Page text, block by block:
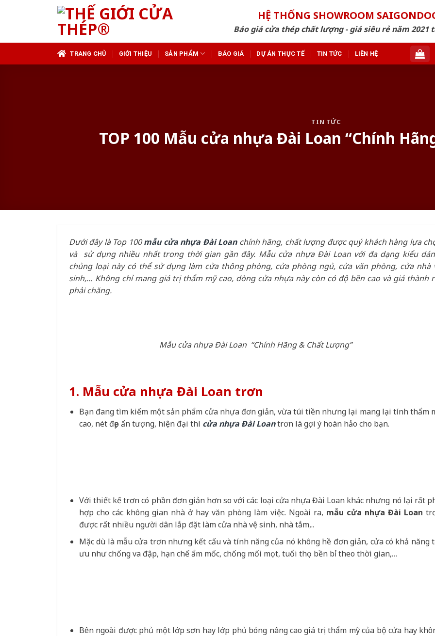
HỆ THỐNG SHOWROOM
Báo giá cửa thép chất lượng - giá siêu rẻ năm 2021
TRANG CHỦ GIỚI THIỆU SẢN PHẨM BÁO GIÁ DỰ ÁN THỰC TẾ TIN TỨC LIÊN HỆ
TIN TỨC
TOP 100 Mẫu cửa nhựa Đài Loan “Chính
Dưới đây là Top 100mẫu cửa nhựa Đài Loanchính hãng, chất lượng được quý khách hàng lựa
và sử dụng nhiều nhất trong thời gian gần đây. Mẫu cửa nhựa Đài Loan với đa dạng kiểu
chủng loại này có thể sử dụng làm cửa thông phòng, cửa phòng ngủ, cửa văn phòng, cửa nhà
sinh,… Không chỉ mang giá trị thẩm mỹ cao, dòng cửa nhựa này còn có độ bền cao và giá thành
phải chăng.
Mẫu cửa nhựa Đài Loan “Chính Hãng & Chất Lượng”
1. Mẫu cửa nhựa Đài Loan trơn
Bạn đang tìm kiếm một sản phẩm cửa nhựa đơn giản, vừa túi tiền nhưng lại mang lại tính thẩm
cao, nét đẹp ấn tượng, hiện đại thì cửa nhựa Đài Loantrơn là gợi ý hoàn hảo cho bạn.
Với thiết kế trơn có phần đơn giản hơn so với các loại cửa nhựa Đài Loan khác nhưng nó lại rất
hợp cho các không gian nhà ở hay văn phòng làm việc. Ngoài ra, mẫu cửa nhựa Đài Loan
được rất nhiều người dân lắp đặt làm cửa nhà vệ sinh, nhà tắm,..
Mặc dù là mẫu cửa trơn nhưng kết cấu và tính năng của nó không hề đơn giản, cửa có khả năng
ưu như chống va đập, hạn chế ẩm mốc, chống mối mọt, tuổi thọ bền bỉ theo thời gian,…
Bên ngoài được phủ một lớp sơn hay lớp phủ bóng nâng cao giá trị thẩm mỹ của bộ cửa hay